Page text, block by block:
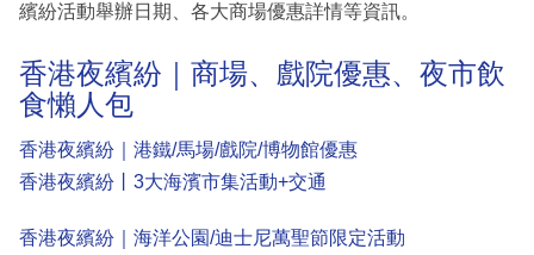
繽紛活動舉辦日期、各大商場優惠詳情等資訊。
香港夜繽紛｜商場、戲院優惠、夜市飲
食懶人包
香港夜繽紛｜港鐵/馬場/戲院/博物館優惠
香港夜繽紛丨3大海濱市集活動+交通
香港夜繽紛｜海洋公園/迪士尼萬聖節限定活動